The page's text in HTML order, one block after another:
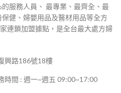
服務人員、 最專業、最齊全、最
健、婦嬰用品及醫材用品等全方
連鎖加盟據點，是全台最大處方婦
興路186號18樓
時間 : 週一~週五 09:00~17:00